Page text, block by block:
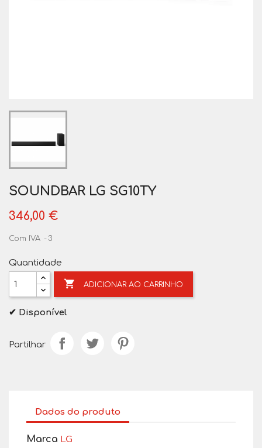
SOUNDBAR LG SG10TY
346,00 €
Com IVA 3
Quantidade
 ADICIONAR AO CARRINHO
✔ Disponível
Partilhar
Dados do produto
Marca LG